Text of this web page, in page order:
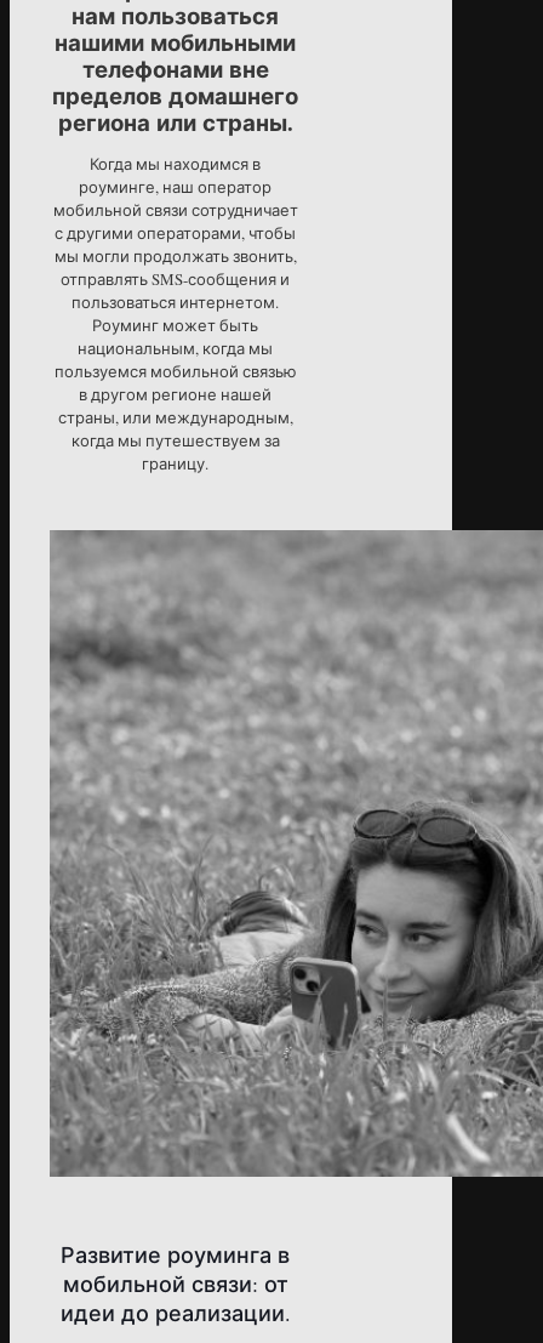
нам пользоваться
нашими мобильными
телефонами вне
пределов домашнего
региона или страны.
Когда мы находимся в
роуминге, наш оператор
мобильной связи сотрудничает
с другими операторами, чтобы
мы могли продолжать звонить,
отправлять SMS-сообщения и
пользоваться интернетом.
Роуминг может быть
национальным, когда мы
пользуемся мобильной связью
в другом регионе нашей
страны, или международным,
когда мы путешествуем за
границу.
Развитие роуминга в
мобильной связи: от
идеи до реализации.